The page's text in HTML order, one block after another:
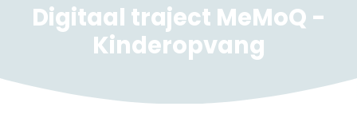
Digitaal traject MeMoQ -
Kinderopvang